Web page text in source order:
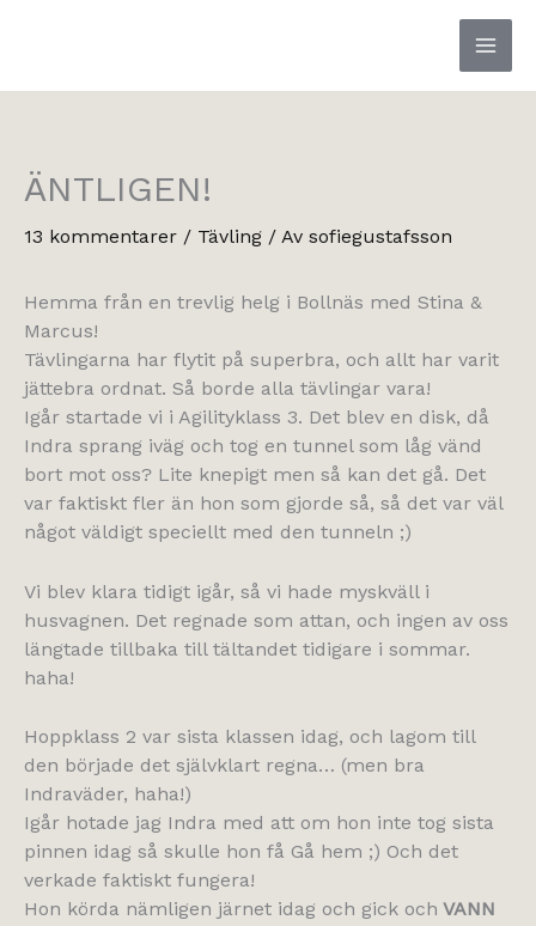
ÄNTLIGEN!
13 kommentarer / Tävling / Av sofiegustafsson
Hemma från en trevlig helg i Bollnäs med Stina &
Marcus!
Tävlingarna har flytit på superbra, och allt har varit
jättebra ordnat. Så borde alla tävlingar vara!
Igår startade vi i Agilityklass 3. Det blev en disk, då
Indra sprang iväg och tog en tunnel som låg vänd
bort mot oss? Lite knepigt men så kan det gå. Det
var faktiskt fler än hon som gjorde så, så det var väl
något väldigt speciellt med den tunneln ;)
Vi blev klara tidigt igår, så vi hade myskväll i
husvagnen. Det regnade som attan, och ingen av oss
längtade tillbaka till tältandet tidigare i sommar.
haha!
Hoppklass 2 var sista klassen idag, och lagom till
den började det självklart regna… (men bra
Indraväder, haha!)
Igår hotade jag Indra med att om hon inte tog sista
pinnen idag så skulle hon få Gå hem ;) Och det
verkade faktiskt fungera!
Hon körda nämligen järnet idag och gick och VANN